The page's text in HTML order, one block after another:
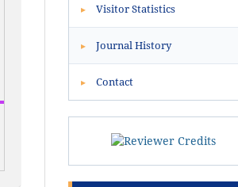
▸ Visitor Statistics
▸ Journal History
▸ Contact